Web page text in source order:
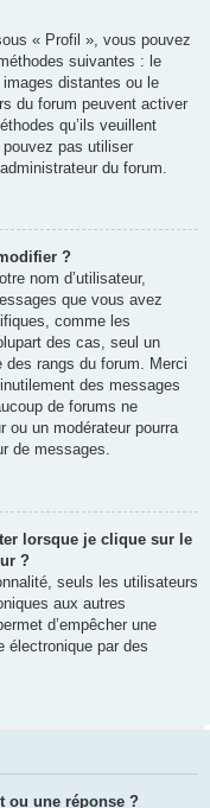
« Profil », vous pouvez
suivantes : le
distantes ou le
du forum peuvent activer
qu’ils veuillent
pas utiliser
du forum.
?
nom d’utilisateur,
que vous avez
comme les
des cas, seul un
rangs du forum. Merci
des messages
de forums ne
ou un modérateur pourra
de messages.
lorsque je clique sur le
?
seuls les utilisateurs
aux autres
d’empêcher une
électronique par des
ou une réponse ?